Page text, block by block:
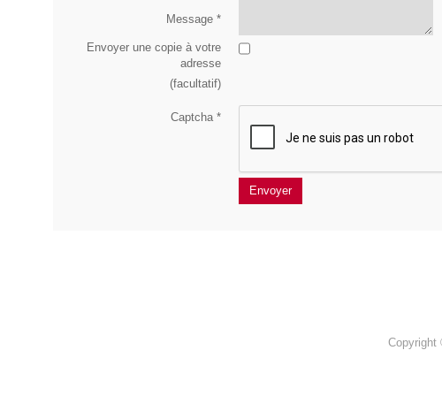
Message *
Envoyer une copie à votre
adresse
(facultatif)
Captcha*
Envoyer
Copyright